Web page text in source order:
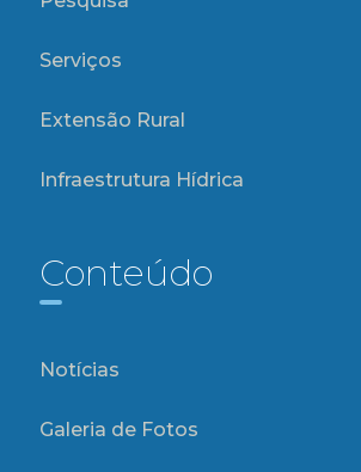
Serviços
Extensão Rural
Infraestrutura Hídrica
Conteúdo
Notícias
Galeria de Fotos